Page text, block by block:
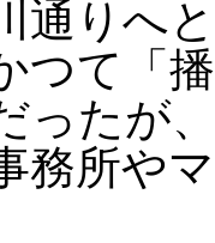
通りへ
つて「
ったが
務所や